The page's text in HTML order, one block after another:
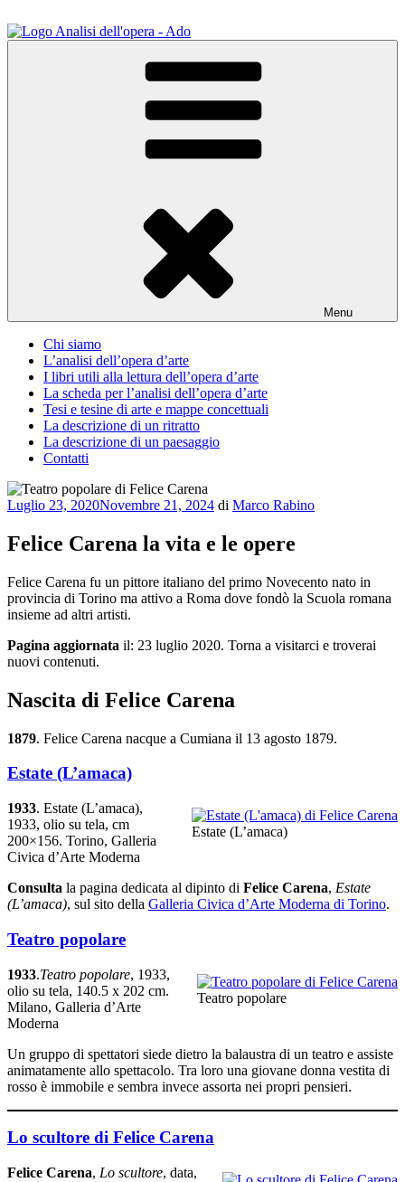
al
contenuto
Osservare le opere d'arte per capirle e imparare ad amarle
Menu
Chi siamo
L’analisi dell’opera d’arte
I libri utili alla lettura dell’opera d’arte
La scheda per l’analisi dell’opera d’arte
Tesi e tesine di arte e mappe concettuali
La descrizione di un ritratto
La descrizione di un paesaggio
Contatti
Pubblicato
Luglio 23, 2020Novembre 21, 2024 di Marco Rabino
Felice Carena la vita e le opere
Felice Carena fu un pittore italiano del primo Novecento nato in
provincia di Torino ma attivo a Roma dove fondò la Scuola romana
insieme ad altri artisti.
Pagina aggiornata il: 23 luglio 2020. Torna a visitarci e troverai
nuovi contenuti.
Nascita di Felice Carena
1879. Felice Carena nacque a Cumiana il 13 agosto 1879.
Estate (L’amaca)
Estate (L’amaca)
1933. Estate (L’amaca),
1933, olio su tela, cm
200×156. Torino, Galleria
Civica d’Arte Moderna
Consulta la pagina dedicata al dipinto di Felice Carena, Estate
(L’amaca), sul sito della Galleria Civica d’Arte Moderna di Torino.
Teatro popolare
Teatro popolare
1933.Teatro popolare, 1933,
olio su tela, 140.5 x 202 cm.
Milano, Galleria d’Arte
Moderna
Un gruppo di spettatori siede dietro la balaustra di un teatro e assiste
animatamente allo spettacolo. Tra loro una giovane donna vestita di
rosso è immobile e sembra invece assorta nei propri pensieri.
Lo scultore di Felice Carena
Felice Carena, Lo scultore, data,